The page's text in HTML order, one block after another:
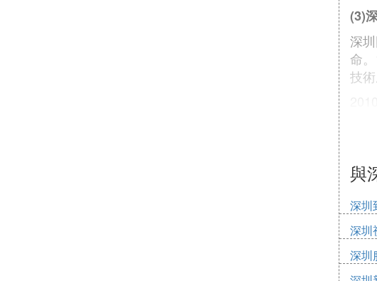
(3)
深
命
技
國
深
機
界
⑷
深
與
深圳
深圳
深圳